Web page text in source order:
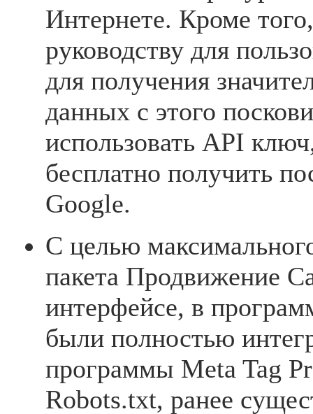
Интернете. Кроме
руководству для
для получения
данных с этого
использовать API
бесплатно получить
Google.
С целью
пакета Продвижение
интерфейсе, в
были полностью
программы Meta Tag
Robots.txt, ранее